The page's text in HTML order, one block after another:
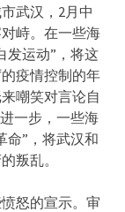
武汉，2月中
峙。在一些海
发运动”，将这
疫情控制的年
嘲笑对言论自
一步，一些海
命”，将武汉和
叛乱。
怒的宣示。审